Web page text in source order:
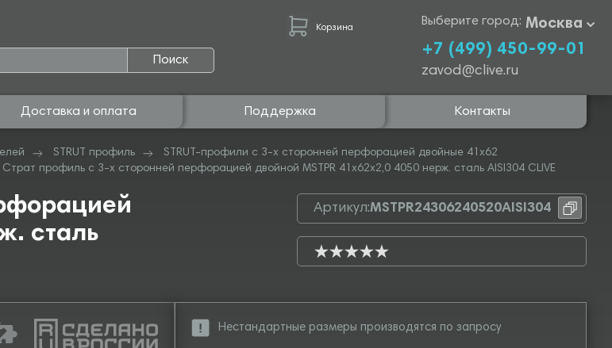
Поиск
Корзина Выберите город: Москва
+7 (499) 450-99-01
zavod@clive.ru
Доставка и оплата Поддержка Контакты
STRUT профиль
STRUT-профили с 3-х сторонней перфорацией двойные 41х62
Страт профиль с 3-х сторонней перфорацией двойной MSTPR 41х62х2,0 4050 нерж. сталь AISI304 CLIVE
сталь
Артикул:MSTPR24306240520AISI304
Нестандартные размеры производятся по запросу